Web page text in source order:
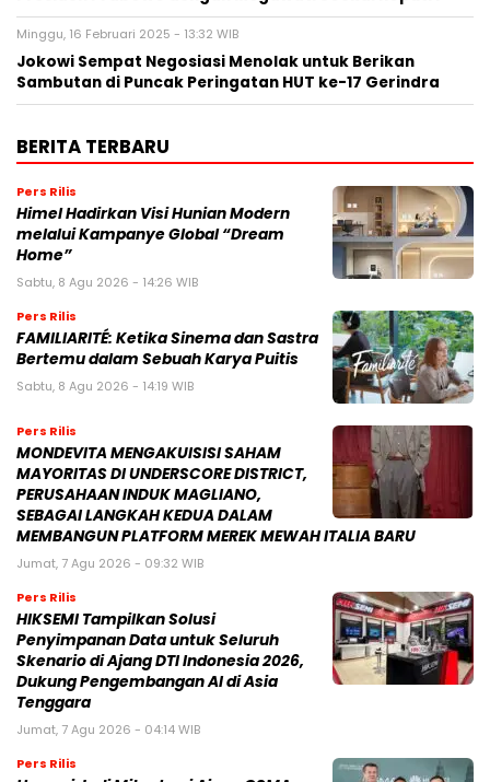
Minggu, 16 Februari 2025 - 13:32 WIB
Jokowi Sempat Negosiasi Menolak untuk Berikan
Sambutan di Puncak Peringatan HUT ke-17 Gerindra
BERITA TERBARU
Pers Rilis
Himel Hadirkan Visi Hunian Modern
melalui Kampanye Global “Dream
Home”
Sabtu, 8 Agu 2026 - 14:26 WIB
Pers Rilis
FAMILIARITÉ: Ketika Sinema dan Sastra
Bertemu dalam Sebuah Karya Puitis
Sabtu, 8 Agu 2026 - 14:19 WIB
Pers Rilis
MONDEVITA MENGAKUISISI SAHAM
MAYORITAS DI UNDERSCORE DISTRICT,
PERUSAHAAN INDUK MAGLIANO,
SEBAGAI LANGKAH KEDUA DALAM
MEMBANGUN PLATFORM MEREK MEWAH ITALIA BARU
Jumat, 7 Agu 2026 - 09:32 WIB
Pers Rilis
HIKSEMI Tampilkan Solusi
Penyimpanan Data untuk Seluruh
Skenario di Ajang DTI Indonesia 2026,
Dukung Pengembangan AI di Asia
Tenggara
Jumat, 7 Agu 2026 - 04:14 WIB
Pers Rilis